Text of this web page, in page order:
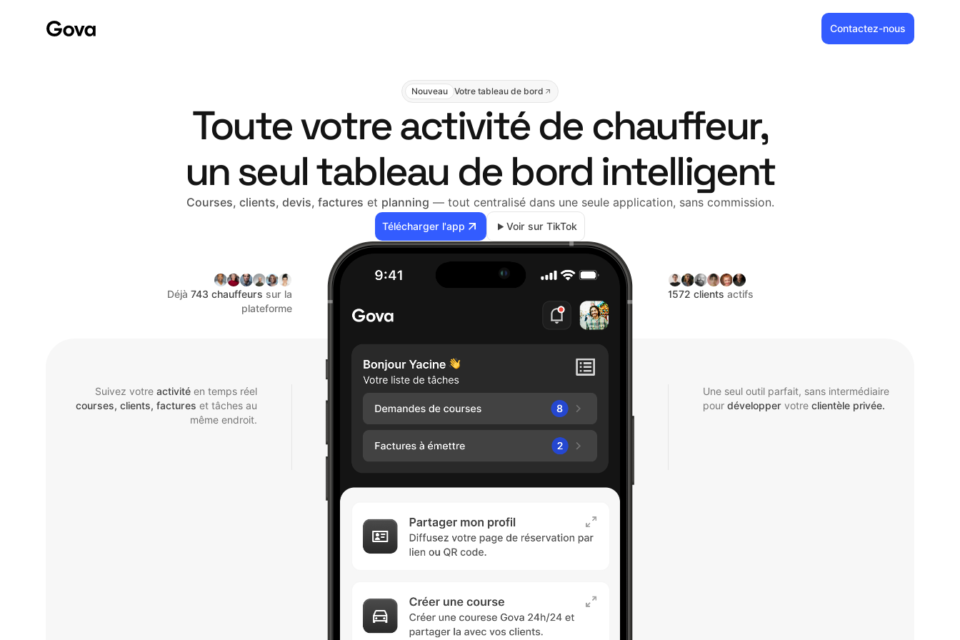
Contactez-nous
Nouveau Votre tableau de bord
Toute votre activité de chauffeur,
un seul tableau de bord intelligent
Courses, clients, devis, factures et planning — tout centralisé dans une seule application, sans commission.
Télécharger l'app Voir sur TikTok
Déjà 743 chauffeurs sur la
plateforme
1572 clients actifs
Suivez votre activité en temps réel
courses, clients, factures et tâches au
même endroit.
Une seul outil parfait, sans intermédiaire
pour développer votre clientèle privée.